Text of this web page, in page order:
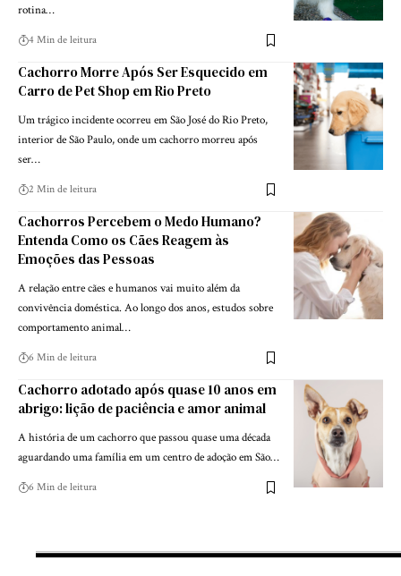
rotina…
4 Min de leitura
Cachorro Morre Após Ser Esquecido em
Carro de Pet Shop em Rio Preto
Um trágico incidente ocorreu em São José do Rio Preto,
interior de São Paulo, onde um cachorro morreu após
ser…
2 Min de leitura
Cachorros Percebem o Medo Humano?
Entenda Como os Cães Reagem às
Emoções das Pessoas
A relação entre cães e humanos vai muito além da
convivência doméstica. Ao longo dos anos, estudos sobre
comportamento animal…
6 Min de leitura
Cachorro adotado após quase 10 anos em
abrigo: lição de paciência e amor animal
A história de um cachorro que passou quase uma década
aguardando uma família em um centro de adoção em São…
6 Min de leitura